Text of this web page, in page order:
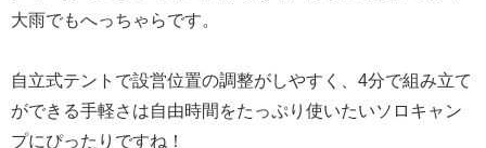
大雨でもへっちゃらです。
自立式テントで設営位置の調整がしやすく、4分で組み立て
ができる手軽さは自由時間をたっぷり使いたいソロキャン
プにぴったりですね！